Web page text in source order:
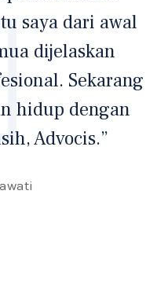
saya dari awal
dijelaskan
Sekarang
hidup dengan
Advocis.”